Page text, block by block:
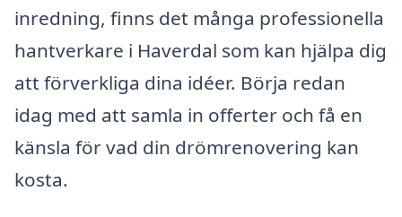
inredning, finns det många professionella
hantverkare i Haverdal som kan hjälpa dig
att förverkliga dina idéer. Börja redan
idag med att samla in offerter och få en
känsla för vad din drömrenovering kan
kosta.